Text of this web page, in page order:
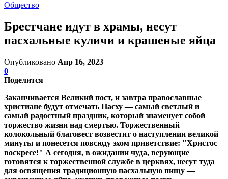
Общество
Брестчане идут в храмы, несут
пасхальные куличи и крашеные яйца
Опубликовано Апр 16, 2023
0
Поделится
Заканчивается Великий пост, и завтра православные
христиане будут отмечать Пасху — самый светлый и
самый радостный праздник, который знаменует собой
торжество жизни над смертью. Торжественный
колокольный благовест возвестит о наступлении великой
минуты и понесется повсюду эхом приветствие: "Христос
воскресе!" А сегодня, в ожидании чуда, верующие
готовятся к торжественной службе в церквях, несут туда
для освящения традиционную пасхальную пищу —